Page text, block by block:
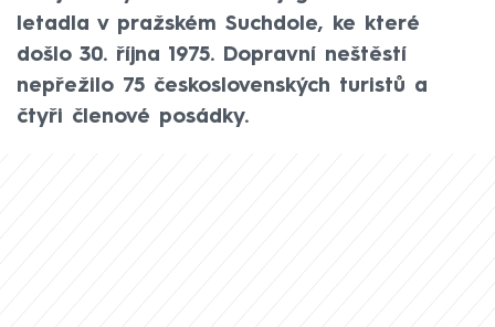
letadla v pražském Suchdole, ke které
došlo 30. října 1975. Dopravní neštěstí
nepřežilo 75 československých turistů a
čtyři členové posádky.